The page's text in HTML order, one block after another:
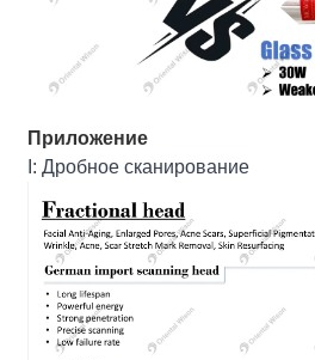
Приложение
I: Дробное сканирование